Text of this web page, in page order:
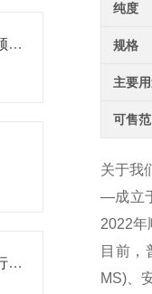
标准物质的选择原则与不同领域应用匹配性分析
如何利用浊度标准比色液进行水体生态系统的研究？
纯度
规格
主要
可售
关于我
—成立
2022年
目前，
MS)、